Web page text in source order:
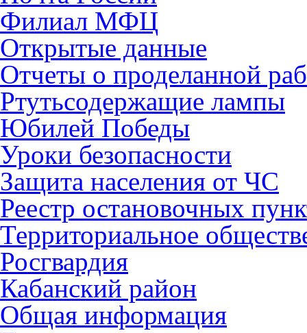
Филиал МФЦ
Открытые данные
Отчеты о проделанной
Ртутьсодержащие лампы
Юбилей Победы
Уроки безопасности
Защита населения от ЧС
Реестр остановочных
Территориальное
Росгвардия
Кабанский район
Общая информация